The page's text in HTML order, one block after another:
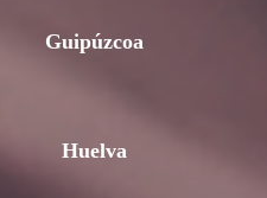
Guipúzcoa
Huelva